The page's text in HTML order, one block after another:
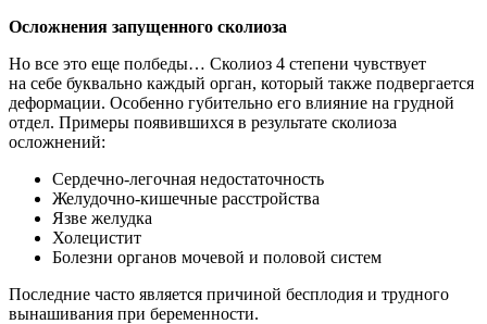
Осложнения запущенного сколиоза
Но все это еще полбеды… Сколиоз 4 степени чувствует
на себе буквально каждый орган, который также подвергается
деформации. Особенно губительно его влияние на грудной
отдел. Примеры появившихся в результате сколиоза
осложнений:
Сердечно-легочная недостаточность
Желудочно-кишечные расстройства
Язве желудка
Холецистит
Болезни органов мочевой и половой систем
Последние часто является причиной бесплодия и трудного
вынашивания при беременности.